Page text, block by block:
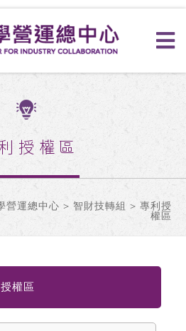
授權區
營運總中心 > 智財技轉組 > 專利授
權區
權區